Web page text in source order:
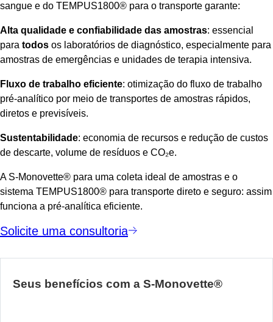
sangue e do TEMPUS1800® para o transporte garante:
Alta qualidade e confiabilidade das amostras: essencial
para todos os laboratórios de diagnóstico, especialmente para
amostras de emergências e unidades de terapia intensiva.
Fluxo de trabalho eficiente: otimização do fluxo de trabalho
pré-analítico por meio de transportes de amostras rápidos,
diretos e previsíveis.
Sustentabilidade: economia de recursos e redução de custos
de descarte, volume de resíduos e CO₂e.
A S-Monovette® para uma coleta ideal de amostras e o
sistema TEMPUS1800® para transporte direto e seguro: assim
funciona a pré-analítica eficiente.
Solicite uma consultoria
Seus benefícios com a S-Monovette®